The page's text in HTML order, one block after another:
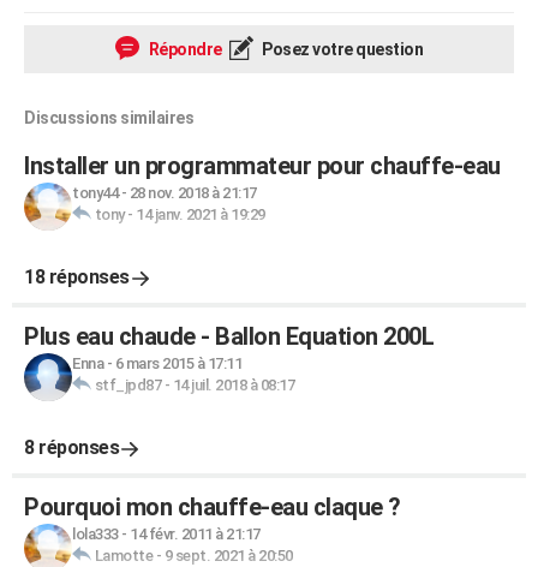
Répondre Posez votre question
Discussions similaires
Installer un programmateur pour chauffe-eau
tony44- 28 nov. 2018 à 21:17
tony- 14 janv. 2021 à 19:29
18 réponses
Plus eau chaude - Ballon Equation 200L
Enna- 6 mars 2015 à 17:11
stf_jpd87- 14 juil. 2018 à 08:17
8 réponses
Pourquoi mon chauffe-eau claque ?
lola333- 14 févr. 2011 à 21:17
Lamotte- 9 sept. 2021 à 20:50